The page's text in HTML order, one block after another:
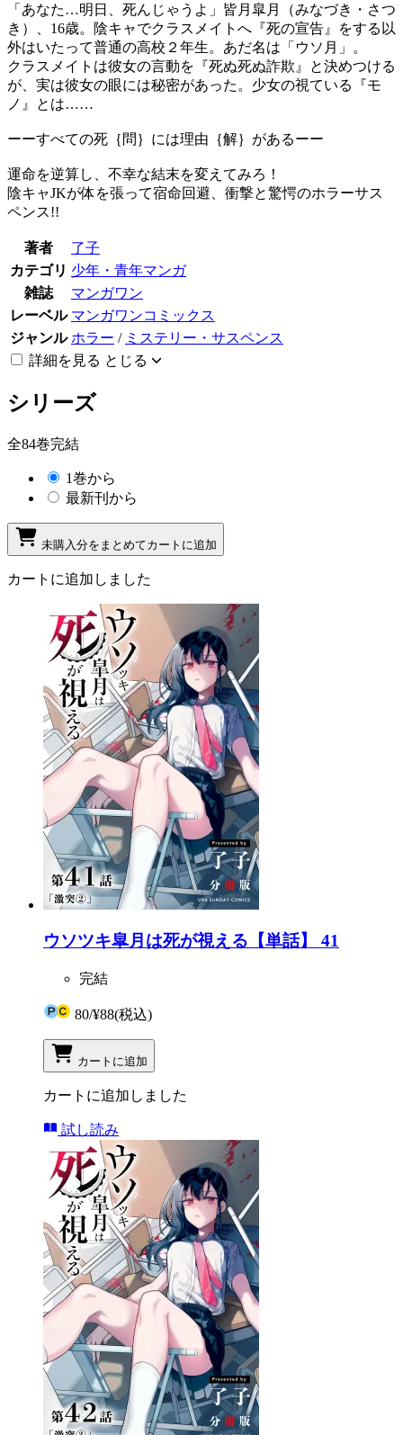
「あなた…明日、死んじゃうよ」皆月皐月（みなづき・さつ
き）、16歳。陰キャでクラスメイトへ『死の宣告』をする以
外はいたって普通の高校２年生。あだ名は「ウソ月」。
クラスメイトは彼女の言動を『死ぬ死ぬ詐欺』と決めつける
が、実は彼女の眼には秘密があった。少女の視ている『モ
ノ』とは……
ーーすべての死｛問｝には理由｛解｝があるーー
運命を逆算し、不幸な結末を変えてみろ！
陰キャJKが体を張って宿命回避、衝撃と驚愕のホラーサス
ペンス!!
著者
了子
カテゴリ 少年・青年マンガ
雑誌
マンガワン
レーベル マンガワンコミックス
ジャンル ホラー / ミステリー・サスペンス
詳細を見る とじる
シリーズ
全84巻完結
1巻から
最新刊から
未購入分をまとめてカートに追加
カートに追加しました
ウソツキ皐月は死が視える【単話】 41
完結
80/¥88(税込)
カートに追加
カートに追加しました
試し読み